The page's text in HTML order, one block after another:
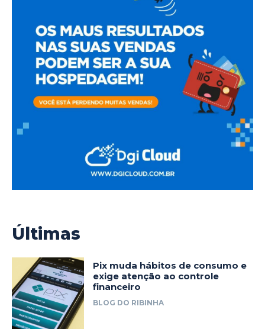
Últimas
Pix muda hábitos de consumo e
exige atenção ao controle
financeiro
BLOG DO RIBINHA